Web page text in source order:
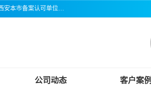
三亚市吉奥普建设工程质量检测有限公司陕西分公司是一家专业从事建筑主体结构检测鉴定的第三方机构，本公司经陕西省和西安本市备案认可单位，公司各项检测仪器设备齐全，检测人员经过严格训练，熟练掌握各项仪器设备的操作及维护工作，检测人员全部取得了资格证书，以保证质量管理体系的有效运行， 保证检测工作的公正性、科学性和准确性，更好地为社会服务。
公司动态 客户案例